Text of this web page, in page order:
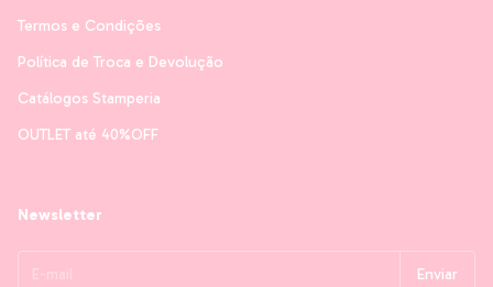
Termos e Condições
Política de Troca e Devolução
Catálogos Stamperia
OUTLET até 40%OFF
Newsletter